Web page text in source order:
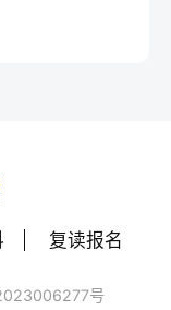
复读报名
号